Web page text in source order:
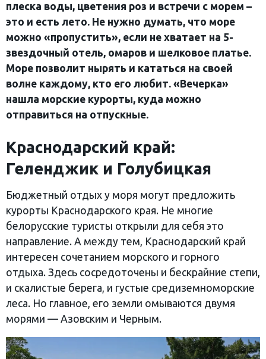
плеска воды, цветения роз и встречи с морем –
это и есть лето. Не нужно думать, что море
можно «пропустить», если не хватает на 5-
звездочный отель, омаров и шелковое платье.
Море позволит нырять и кататься на своей
волне каждому, кто его любит. «Вечерка»
нашла морские курорты, куда можно
отправиться на отпускные.
Краснодарский край:
Геленджик и Голубицкая
Бюджетный отдых у моря могут предложить
курорты Краснодарского края. Не многие
белорусские туристы открыли для себя это
направление. А между тем, Краснодарский край
интересен сочетанием морского и горного
отдыха. Здесь сосредоточены и бескрайние степи,
и скалистые берега, и густые средиземноморские
леса. Но главное, его земли омываются двумя
морями — Азовским и Черным.